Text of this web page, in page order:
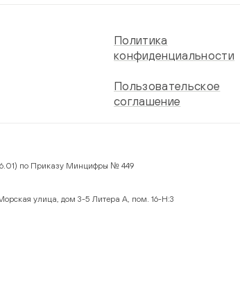
Политика
конфиденциальности
Пользовательское
соглашение
по Приказу Минцифры № 449
улица, дом 3-5 Литера А, пом. 16-Н:3